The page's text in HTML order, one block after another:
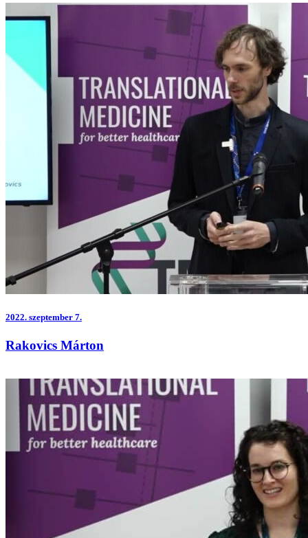
2022. szeptember 7.
Rakovics Márton